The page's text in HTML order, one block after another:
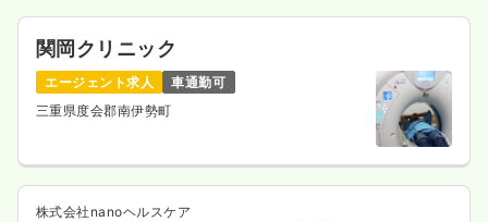
関岡クリニック
エージェント求人
車通勤可
三重県度会郡南伊勢町
株式会社nanoヘルスケア